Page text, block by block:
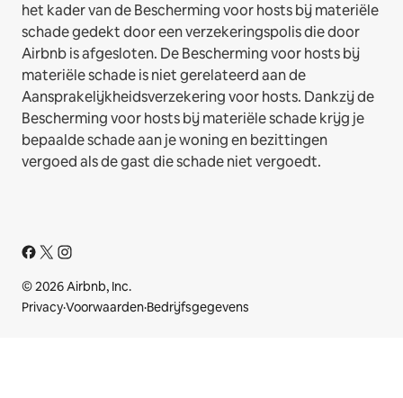
het kader van de Bescherming voor hosts bij materiële
schade gedekt door een verzekeringspolis die door
Airbnb is afgesloten. De Bescherming voor hosts bij
materiële schade is niet gerelateerd aan de
Aansprakelijkheidsverzekering voor hosts. Dankzij de
Bescherming voor hosts bij materiële schade krijg je
bepaalde schade aan je woning en bezittingen
vergoed als de gast die schade niet vergoedt.
© 2026 Airbnb, Inc.
Privacy·Voorwaarden·Bedrijfsgegevens